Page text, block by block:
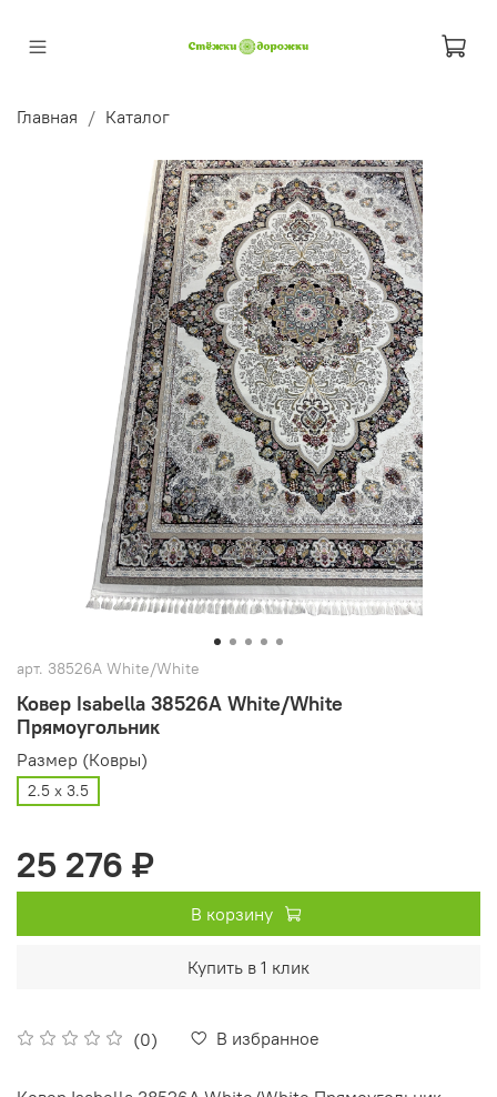
Главная Каталог
арт. 38526A White/White
Ковер Isabella 38526A White/White
Прямоугольник
(0) В избранное
Размер (Ковры)
2.5 х 3.5
25 276 ₽
В корзину
Купить в 1 клик